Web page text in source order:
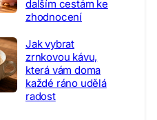
dalším cestám ke
zhodnocení
Jak vybrat
zrnkovou kávu,
která vám doma
každé ráno udělá
radost